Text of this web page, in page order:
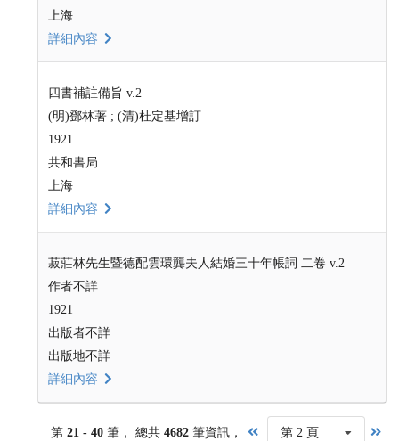
上海
詳細內容
四書補註備旨 v.2
(明)鄧林著 ; (清)杜定基增訂
1921
共和書局
上海
詳細內容
菽莊林先生暨德配雲環龔夫人結婚三十年帳詞 二卷 v.2
作者不詳
1921
出版者不詳
出版地不詳
詳細內容
第 21 - 40 筆， 總共 4682筆資訊， 第 2 頁